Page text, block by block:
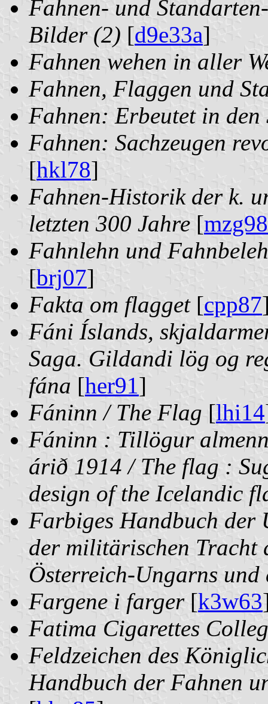
Fahnen- und
Bilder (2) [d9e33a]
Fahnen wehen in aller
Fahnen, Flaggen und
Fahnen: Erbeutet in den
Fahnen: Sachzeugen
[hkl78]
Fahnen-Historik der k.
letzten 300 Jahre [mzg98
Fahnlehn und
[brj07]
Fakta om flagget[cpp87
Fáni Íslands,
Saga. Gildandi lög og
fána [her91 ]
Fáninn / The Flag [lhi14
Fáninn : Tillögur
árið 1914 / The flag :
design of the Icelandic
Farbiges Handbuch
der militärischen Tracht
Österreich-Ungarns und
Fargene i farger[k3w63
Fatima Cigarettes
Feldzeichen des
Handbuch der Fahnen